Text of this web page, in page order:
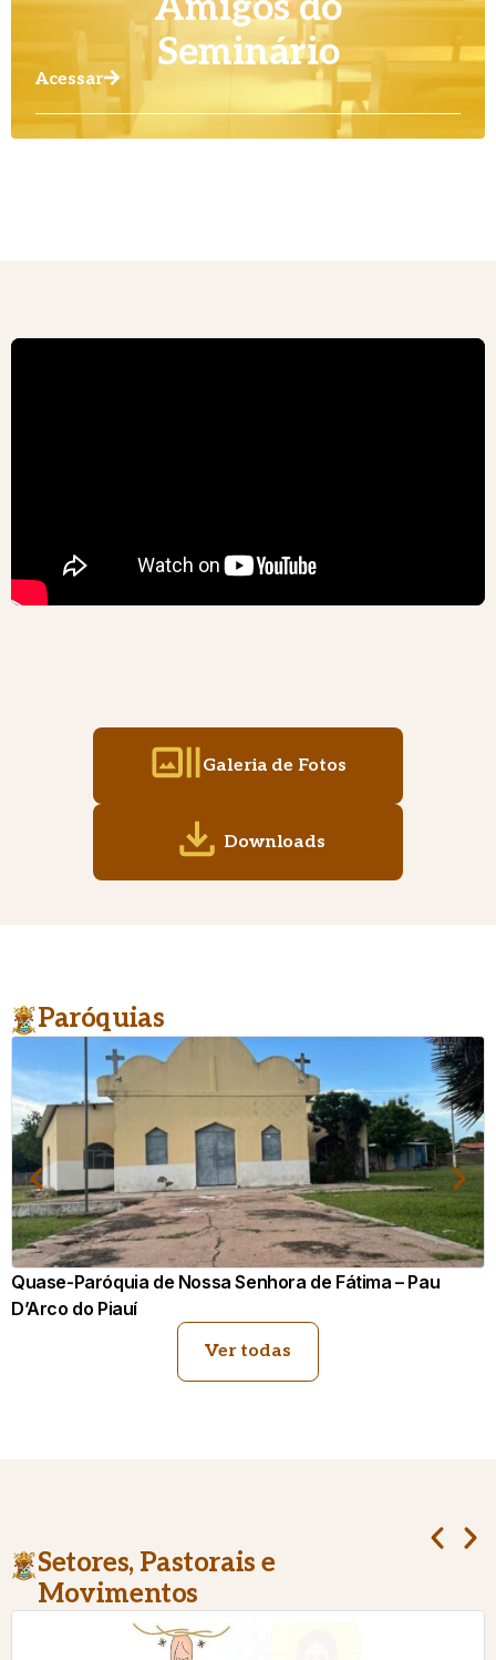
Seminário
Acessar
Galeria de Fotos
Downloads
Paróquias
Quase-Paróquia de Nossa Senhora das Graças – Jatobá
do Piauí
Ver todas
Setores, Pastorais e
Movimentos